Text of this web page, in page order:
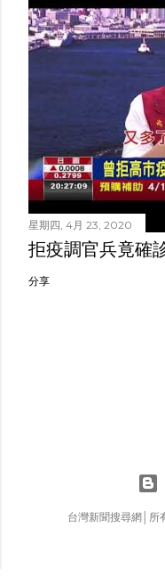
星期四, 4月 23, 2020
拒疫調官兵竟確
分享
台灣新聞搜尋網│所